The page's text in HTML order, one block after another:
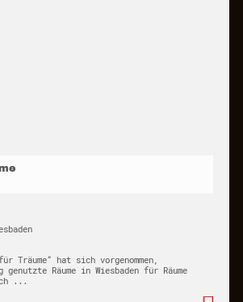
Träume“ hat sich vorgenommen,
genutzte Räume in Wiesbaden für Räume
...